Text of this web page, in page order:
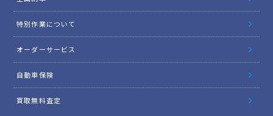
特別作業について
オーダーサービス
自動車保険
買取無料査定